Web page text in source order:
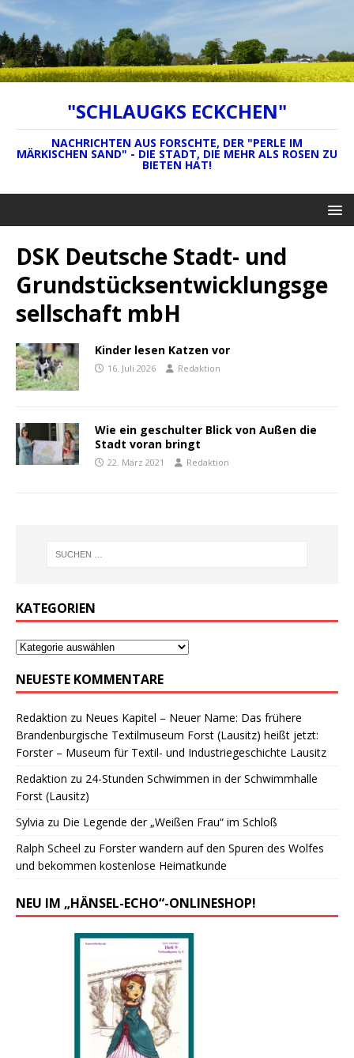
"SCHLAUGKS ECKCHEN"
NACHRICHTEN AUS FORSCHTE, DER "PERLE IM
MÄRKISCHEN SAND" - DIE STADT, DIE MEHR ALS ROSEN ZU
BIETEN HAT!
DSK Deutsche Stadt- und
Grundstücksentwicklungsge
sellschaft mbH
Kinder lesen Katzen vor
16. Juli 2026 Redaktion
Wie ein geschulter Blick von Außen die
Stadt voran bringt
22. März 2021 Redaktion
KATEGORIEN
NEUESTE KOMMENTARE
Redaktion zu Neues Kapitel – Neuer Name: Das frühere
Brandenburgische Textilmuseum Forst (Lausitz) heißt jetzt:
Forster – Museum für Textil- und Industriegeschichte Lausitz
Redaktion zu 24-Stunden Schwimmen in der Schwimmhalle
Forst (Lausitz)
Sylvia zu Die Legende der „Weißen Frau“ im Schloß
Ralph Scheel zu Forster wandern auf den Spuren des Wolfes
und bekommen kostenlose Heimatkunde
NEU IM „HÄNSEL-ECHO“-ONLINESHOP!